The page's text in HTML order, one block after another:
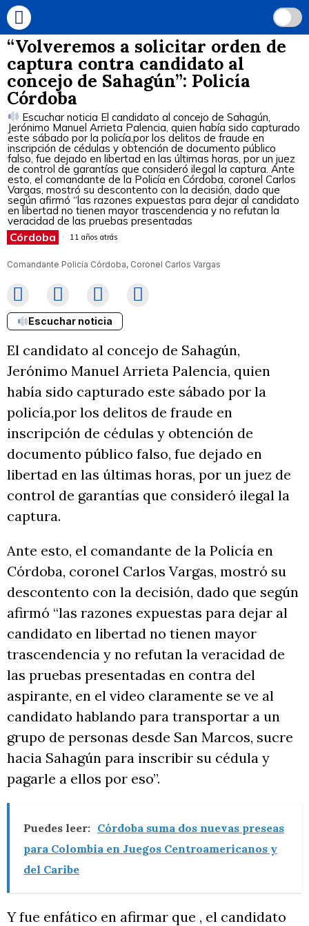
“Volveremos a solicitar orden de
captura contra candidato al
concejo de Sahagún”: Policía
Córdoba
Escuchar noticia El candidato al concejo de Sahagún,
Jerónimo Manuel Arrieta Palencia, quien había sido capturado
este sábado por la policía,por los delitos de fraude en
inscripción de cédulas y obtención de documento público
falso, fue dejado en libertad en las últimas horas, por un juez
de control de garantías que consideró ilegal la captura. Ante
esto, el comandante de la Policía en Córdoba, coronel Carlos
Vargas, mostró su descontento con la decisión, dado que
según afirmó “las razones expuestas para dejar al candidato
en libertad no tienen mayor trascendencia y no refutan la
veracidad de las pruebas presentadas
Córdoba 11 años atrás
Comandante Policía Córdoba, Coronel Carlos Vargas
Escuchar noticia
El candidato al concejo de Sahagún,
Jerónimo Manuel Arrieta Palencia, quien
había sido capturado este sábado por la
policía,por los delitos de fraude en
inscripción de cédulas y obtención de
documento público falso, fue dejado en
libertad en las últimas horas, por un juez de
control de garantías que consideró ilegal la
captura.
Ante esto, el comandante de la Policía en
Córdoba, coronel Carlos Vargas, mostró su
descontento con la decisión, dado que según
afirmó “las razones expuestas para dejar al
candidato en libertad no tienen mayor
trascendencia y no refutan la veracidad de
las pruebas presentadas en contra del
aspirante, en el video claramente se ve al
candidato hablando para transportar a un
grupo de personas desde San Marcos, sucre
hacia Sahagún para inscribir su cédula y
pagarle a ellos por eso”.
Puedes leer: Córdoba suma dos nuevas preseas
para Colombia en Juegos Centroamericanos y
del Caribe
Y fue enfático en afirmar que , el candidato